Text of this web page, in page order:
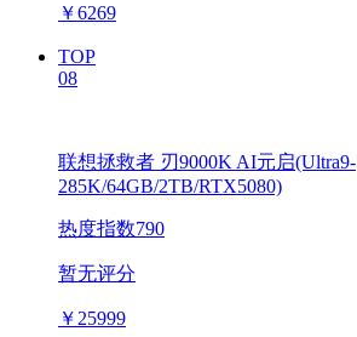
￥6269
TOP
08
联想拯救者 刃9000K AI元启(Ultra9-
285K/64GB/2TB/RTX5080)
热度指数790
暂无评分
￥ 25999